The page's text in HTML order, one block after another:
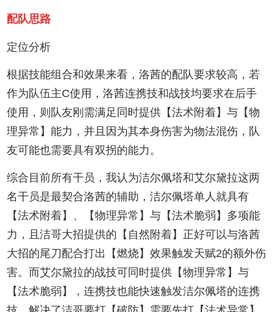
配队思路
定位分析
根据技能组合和效果来看，洛茜的配队要求较高，若
作为队伍主C使用，洛茜连携技和战技均要求在后手
使用，则队友刚需满足同时提供【法术附着】与【物
理异常】能力，并且因为其本身伤害为物法混伤，队
友可能也需要具有双拐的能力。
综合目前所有干员，我认为洁尔佩塔和艾尔黛拉这两
名干员是最契合洛茜的辅助，洁尔佩塔单人就具有
【法术附着】、【物理异常】与【法术脆弱】多项能
力，且洁哥大招提供的【自然附着】正好可以与洛茜
大招的尾刀配合打出【燃烧】效果触发天赋2的额外伤
害。而艾尔黛拉的战技可同时提供【物理异常】与
【法术脆弱】，连携技也能快速触发洁尔佩塔的连携